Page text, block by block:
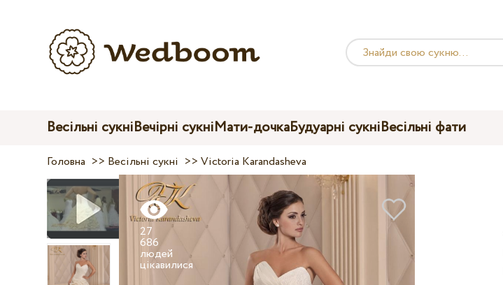
Весільні сукніВечірні сукніМати-дочкаБудуарні сукніВесільні фати
Головна >> Весільні сукні >>Victoria Karandasheva
27
686
людей